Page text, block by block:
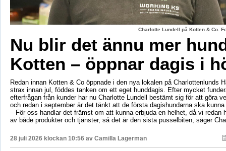
Charlotte Lundell på Kotten & Co.
Nu blir det ännu mer
Kotten – öppnar dagis i
Redan innan Kotten & Co öppnade i den nya lokalen på Charlottenlunds
strax innan jul, föddes tanken om ett eget hunddagis. Efter mycket
efterfrågan från kunder har nu Charlotte Lundell bestämt sig för att göra
och redan i september är det tänkt att de första dagishundarna ska
– För oss handlar det främst om att kunna erbjuda en helhet, då vi redan
av både produkter och tjänster, så det är den sista pusselbiten, säger
28 juli 2026 klockan 10:56 av Camilla Lagerman